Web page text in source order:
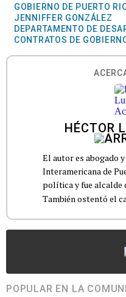
GOBIERNO DE PUERTO
JENNIFFER GONZÁLEZ
DEPARTAMENTO DE
CONTRATOS DE
HÉCTOR
El autor es abogado
Interamericana de
política y fue alcalde
También ostentó el
POPULAR EN LA